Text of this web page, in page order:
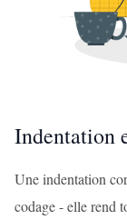
Indentation
Une indentation
codage - elle rend